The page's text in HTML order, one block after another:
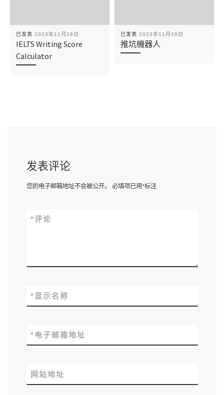
已发表 2023年11月28日
IELTS Writing Score
Calculator
已发表 2023年11月28日
推坑機器人
发表评论
您的电子邮箱地址不会被公开。 必填项已用*标注
评论
*
显示名称
*
电子邮箱地址
*
网站地址